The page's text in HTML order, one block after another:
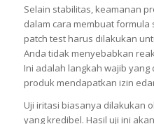
Selain stabilitas, keamanan
dalam cara membuat formula
patch test harus dilakukan
Anda tidak menyebabkan
Ini adalah langkah wajib yang
produk mendapatkan izin
Uji iritasi biasanya dilakukan
yang kredibel. Hasil uji ini